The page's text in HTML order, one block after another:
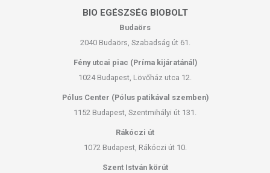
BIO EGÉSZSÉG BIOBOLT
Budaörs
2040 Budaörs, Szabadság út 61.
Fény utcai piac (Príma kijáratánál)
1024 Budapest, Lövőház utca 12.
Pólus Center (Pólus patikával szemben)
1152 Budapest, Szentmihályi út 131.
Rákóczi út
1072 Budapest, Rákóczi út 10.
Szent István körút